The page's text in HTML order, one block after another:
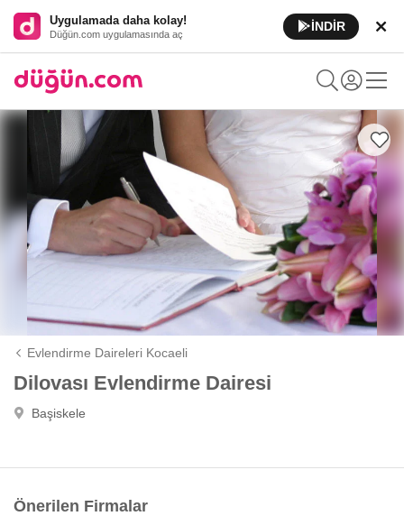
Uygulamada daha kolay!
Düğün.com uygulamasında aç
İNDİR
Evlendirme Daireleri Kocaeli
Dilovası Evlendirme Dairesi
Başiskele
Önerilen Firmalar